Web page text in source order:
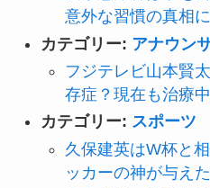
意外な習慣の真相に
カテゴリー: アナウン
フジテレビ山本賢
存症？現在も治療
カテゴリー: スポーツ
久保建英はW杯と
ッカーの神が与え